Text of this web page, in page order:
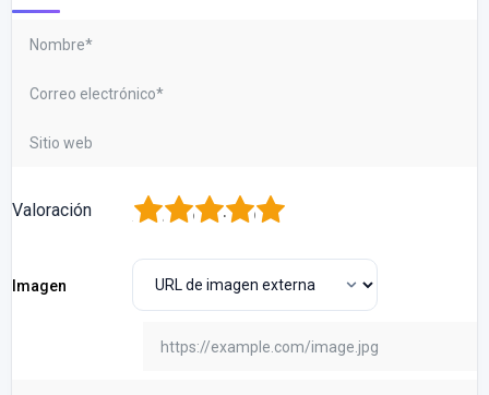
Valoración 5
4
3
2
Imagen